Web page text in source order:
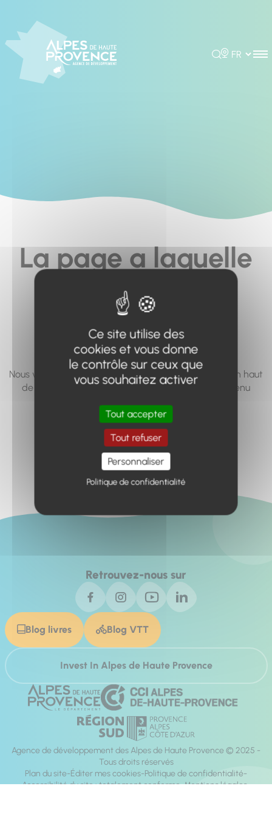
Rechercher
Choisir la
La page a laquelle
vous cherchez à
accéder n'existe
pas... ou plus.
Nous vous invitons à utiliser le moteur de recherche en haut
de page, ou à utiliser le menu pour trouver le contenu
Retour à l'accueil
Retrouvez-nous sur
Blog livres Blog VTT
Invest In Alpes de Haute Provence
Agence de développement des Alpes de Haute Provence © 2025 -
Tous droits réservés
Plan du site Éditer mes cookies Politique de confidentialité
Accessibilité du site : totalement conforme Mentions légales
Ce site utilise des
cookies et vous donne
le contrôle sur ceux que
vous souhaitez activer
Tout accepter
Tout refuser
Personnaliser
Politique de confidentialité